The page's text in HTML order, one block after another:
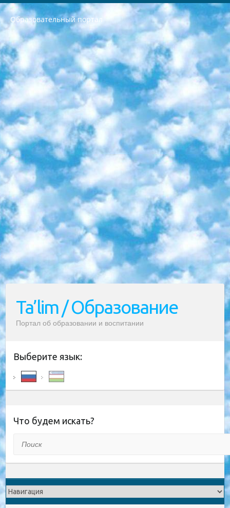
Образовательный портал
РЕСПУБЛИКА УЗБЕКИСТАН МИНИСТРЕРСТВО ДОШКОЛЬНОГО И ШКОЛЬНОГО ОБРАЗОВАНИЯ КОМАНДА в общеобразовательных учреждениях в 2023-2024 учебном году организация и проведение итоговой государственной аттестации обучающихся о Министра дошкольного и школьного образования Республики Узбекистан от 4 марта 2008 года (постановлением Минюста от 20 марта 2008 года № 1778 государственной регистрации) «Итоговое состояние учащихся общего среднего образования на основании положения об утверждении положения об аттестации общего среднего образования выпускной экзамен студентов в образовательных учреждениях в 2023-2024 учебном году В целях организации и прохождения аттестации приказываю: 1. Следующее: перечень предметов, по которым будет проводиться итоговая государственная аттестация и экзамен формы перевода согласно приложению 1; сертификаты международного образца, оценивающие уровень владения иностранными языками перечень согласно приложению 2; 2. Педагогический при специализированных образовательных учреждениях. научно-практический центр квалификации и международной оценки (Д.Давидова) 2024 г. До 25 марта: задания по предметам, по которым будет проводиться итоговая аттестация разработка и утверждение технических условий; итоговая аттестация на основании разработанного предметного задания разработка вопросов по предметам (устно и письменно), экзамен передача; общеобразовательные средние школы и специальные учебные заведения учащиеся выпускных классов школ и интернатов в агентской системе подготовка базы данных экзаменационных материалов и критериев оценки; перевод базы экзаменационных материалов на все языки обучения подать в Республиканский образовательный центр для изготовления; варианты экзаменов на основе разработанных контрольных материалов пусть будут поставлены задачи формирования. 3. Республиканский образовательный центр (Ш.Худайкулов) до 5 апреля 2024 года. до: база данных предоставленных экзаменационных материалов на все языки обучения перевод и экспертиза; для слепых, слабовидящих, глухих, слабослышащих и умственно отсталых детей учащиеся выпускных классов специализированных школ и школ-интернатов база данных экзаменационных материалов на всех преподаваемых языках подготовка критериев оценки; специализированные школы для умственно отсталых детей и технологии для учащихся выпускных классов школ-интернатов разработка соответствующих рекомендаций и критериев проведения ЕГЭ по естествознанию давать задания. 4. Педагогический при специализированных образовательных учреждениях. Научно-практический центр навыков и международной оценки (Д.Давидова), Республика образовательный центр (Худайкулов Ш.) итоговый государственный аттестационный экзамен ориентирован на творческое и логическое мышление при подготовке базы материалов учитывать введение заданий. 5. Следует отметить, что: сертификат государственного образца о знании общеобразовательного предмета и как минимум национальный уровень B1 по предметам на иностранных языках, указанным в Приложении 2. или международно признанный сертификат эквивалентного уровня студенты, изучающие определенный предмет, освобождаются от экзамена; по соответствующим предметам запланирована итоговая государственная аттестация за день до дня, путем жеребьевки Рабочей группой (в письменной форме по предметам, проводимым в форме) из числа сформированных вариантов выбрано 2 варианта; 2 выбранных варианта экзамена анонсированы на официальном сайте министерства и все выпускники по всей стране на основе этих вариантов проводит итоговую государственную аттестацию. 6. Государственное образование учащихся средних общеобразовательных учреждений. знания в соответствии с квалификационными требованиями, которые необходимо приобрести на основании стандартов итоговый (выпускной) контроль для 9 и 11 классов в целях тестирования Экзамены (далее – экзамены) состоят из предметов, перечисленных в приложении 1. будет сделано. 7. Экзамены пройдут с 26 мая по 15 июня 2024 г. (кроме науки физического воспитания). 8. Физическая для учащихся 9 классов общесредних образовательных учреждений. Экзамены по предмету «Образование, квалификация медицина» 1-6 мая 2024 года. сотрудники перевести под присмотр (с отклонениями в физическом или умственном развитии) специализированная школа для детей, школы-интернаты и со сколиозом школы-интернаты санаторного типа для больных детей исключены). 9. Он был слепым, слабовидящим и имел нарушения опорно-двигательного аппарата. экзамены в специализированных школах и интернатах для детей должны проводиться исходя из требований, предъявляемых к общеобразовательным учреждениям (физкультура кроме науки). 10. Специализированная школа для глухих и слабослышащих детей. и экзамены в интернатах и быть реализован в виде письменного теста по математике. 11. Специальность для умственно отсталых детей. Для 9 класса Родной язык и литературное письмо Государственный язык (язык обучения – узбекский). для неклассов) написано Математическое письмо Письменная/устная история Узбекистана Физическое воспитание практично Итоговый контроль Для 11 класса Написание родного языка и литературы (эссе) Математическое письмо Узбекский язык (обучение на узбекском языке) не посещающее общее среднее образование для учреждений)/Образовательное учреждение выбор письменный и устный Иностранный язык письменный/устный Письменная/устная история Узбекистана *По выбору студента:  Химия  Физика  Основы государственного права  География 10 бесплатных образовательных ресурсов - Мы составили подборку онлайн-проектов с интерактивными упражнениями, видеолекциями и статьями. Они помогут вам обрести новые и освежить старые знания бесплатно. 1. «ИНТУИТ» Старейшая образовательная площадка Рунета. Здесь вы найдёте сотни текстовых и видеокурсов на десятки различных тем — от программирования до психологии. Многие курсы подготовлены российскими университетами и крупными международными компаниями вроде Intel и Microsoft. Самостоятельное обучение бесплатное, но желающие могут оплатить услуги персональных наставников. 2. «Смартия» знакомит с актуальными профессиями и подсказывает, как им обучаться. Выбрав заинтересовавшую вас специальность — SMM-специалист, фотограф, веб-дизайнер или другую, — увидите список необходимых для неё умений. Чтобы вы могли освоить их самостоятельно, для каждого умения площадка отображает подборку ссылок на учебные материалы. Хотя «Смартия» ориентируется на русскоязычную аудиторию, часть контента всё же доступна только на английском. 3. «Лекторий Физтеха» Проект Московского физико-технического института (Физтеха). С его помощью вы можете смотреть онлайн серии лекций, записанные на видео в этом вузе. В числе доступных предметов — физика, биология, химия, информационные технологии и другие. К некоторым лекциям администрация ресурса прилагает готовые конспекты, которые можно скачивать в PDF-формате. 4. ITMOcourses Онлайн-площадка Санкт-Петербургского национального исследовательского университета информационных технологий, механики и оптики (ИТМО). Ресурс предоставляет свободный доступ к курсам, разработанным в этом вузе. Каталог материалов разбит на четыре категории: «Оптические системы и технологии», «Приборостроение и робототехника», «Информационные технологии» и «Биотехнологии». Курсы состоят из видеолекций, интерактивных демонстраций и заданий. 5. «КиберЛенинка» Электронная научная библиотека открытого доступа. Каталог площадки регулярно обрастает текстами статей из различных научных изданий. Сгруппированные по журналам и рубрикам публикации можно читать онлайн или скачивать целиком в PDF-формате. Проект нацелен на популяризацию науки за счёт открытого доступа к качественной информации. 6. «ПостНаука» На этом ресурсе публикуют подборки видеолекций, составленные экспертами из разных отраслей и объединённые общими темами. Среди них, к примеру, есть серии «Биоинформатика и геномика», «Культура средневековой Скандинавии» и Cinema Studies о теории кино. Каждая подборка лекций — логически связанная история, рассказанная экспертом от первого лица. Кроме того, на сайте появляются научно-образовательные статьи и тесты на разные темы. 7. «Newочём» Команда проекта «Newочём» отбирает самые интересные тексты из англоязычных СМИ и переводит те из них, за которые голосуют участники сообщества «ВКонтакте». По большей части это научно-популярные статьи. Редакторы придумывают лишь заголовки, в остальном содержание переводов соответствует оригиналам. Полные тексты можно читать прямо в социальной сети. 8. InternetUrok Онлайн-база материалов по основным дисциплинам школьной программы. Информация на сайте структурирована по классам, предметам и темам (урокам). Каждый урок состоит из видеолекций и конспектов. Есть также интерактивные тренажёры и тесты для закрепления пройденного материала. Даже если вы давно окончили школу, возможность повторить программу старших классов всегда может пригодиться. 9. Edutainme Ещё один ресурс об образовании. В отличие от Newtonew, как мне кажется, Edutainme больше ориентируется на представителей индустрии: педагогов, предпринимателей, разработчиков образовательных проектов. Но и любой, кто просто стремится к саморазвитию, найдёт на сайте много полезного и интересного для себя. Например, информацию о новых курсах и образовательных сервисах. 10. Newtonew Онлайн-медиа об образовании и обучении в широком смысле. Авторы Newtonew пишут об инструментах, заведениях, тактиках и стратегиях, которые помогают учить других и получать новые знания самостоятельно. На этой площадке вы найдёте новости, обзоры, аналитические мат
Ta’lim / Образование
Портал об образовании и воспитании
Выберите язык:
Что будем искать?